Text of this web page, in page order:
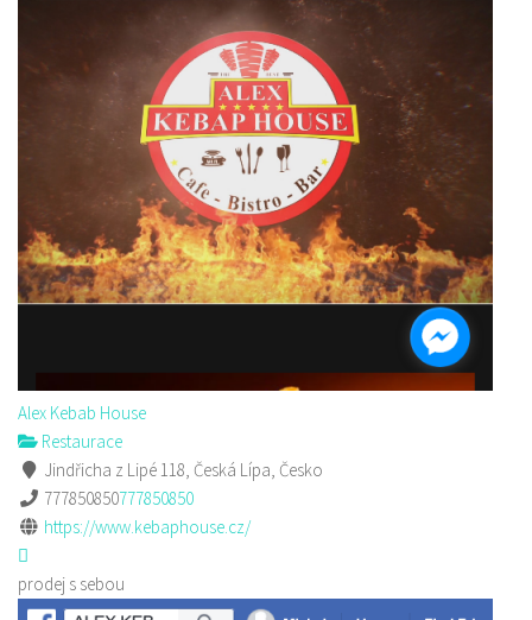
Alex Kebab House
Restaurace
Jindřicha z Lipé 118, Česká Lípa, Česko
777850850777850850
https://www.kebaphouse.cz/
prodej s sebou